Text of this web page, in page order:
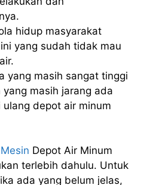
hidup masyarakat
yang sudah tidak mau
yang masih sangat tinggi
masih jarang ada
depot air minum
Depot Air Minum
terlebih dahulu. Untuk
ada yang belum jelas,